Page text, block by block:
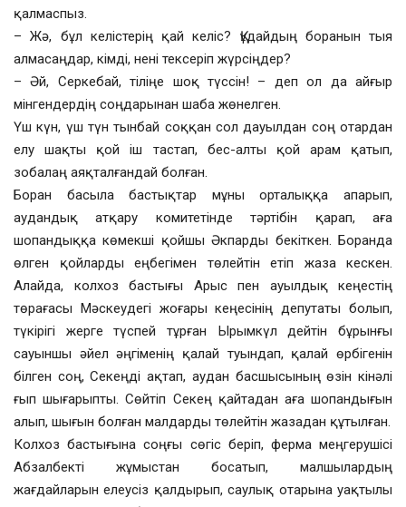
қалмаспыз.
– Жә, бұл келістерің қай келіс? Құдайдың боранын тыя
алмасаңдар, кімді, нені тексеріп жүрсіңдер?
– Әй, Серкебай, тіліңе шоқ түссін! – деп ол да айғыр
мінгендердің соңдарынан шаба жөнелген.
Үш күн, үш түн тынбай соққан сол дауылдан соң отардан
елу шақты қой іш тастап, бес-алты қой арам қатып,
зобалаң аяқталғандай болған.
Боран басыла бастықтар мұны орталыққа апарып,
аудандық атқару комитетінде тәртібін қарап, аға
шопандыққа көмекші қойшы Әкпарды бекіткен. Боранда
өлген қойларды еңбегімен төлейтін етіп жаза кескен.
Алайда, колхоз бастығы Арыс пен ауылдық кеңестің
төрағасы Мәскеудегі жоғары кеңесінің депутаты болып,
түкірігі жерге түспей тұрған Ырымкүл дейтін бұрынғы
сауыншы әйел әңгіменің қалай туындап, қалай өрбігенін
білген соң, Секеңді ақтап, аудан басшысының өзін кінәлі
ғып шығарыпты. Сөйтіп Секең қайтадан аға шопандығын
алып, шығын болған малдарды төлейтін жазадан құтылған.
Колхоз бастығына соңғы сөгіс беріп, ферма меңгерушісі
Абзалбекті жұмыстан босатып, малшылардың
жағдайларын елеусіз қалдырып, саулық отарына уақтылы